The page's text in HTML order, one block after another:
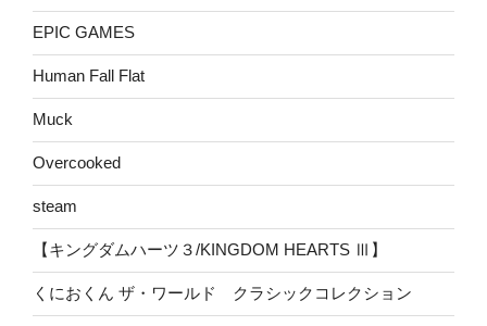
EPIC GAMES
Human Fall Flat
Muck
Overcooked
steam
【キングダムハーツ３/KINGDOM HEARTS Ⅲ】
くにおくん ザ・ワールド クラシックコレクション